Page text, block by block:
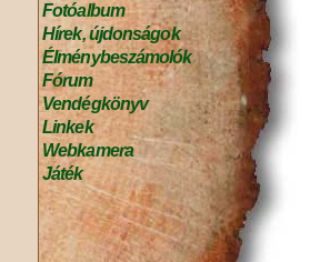
Fotóalbum
Hírek, újdonságok
Élménybeszámolók
Fórum
Vendégkönyv
Linkek
Webkamera
Játék